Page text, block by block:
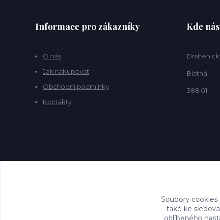
Informace pro zákazníky
O nás
Jak nakupovat
Obchodní podmínky
Kontakty
Kde
Blatná
388 01
Soubory
také ke
oblíbeného